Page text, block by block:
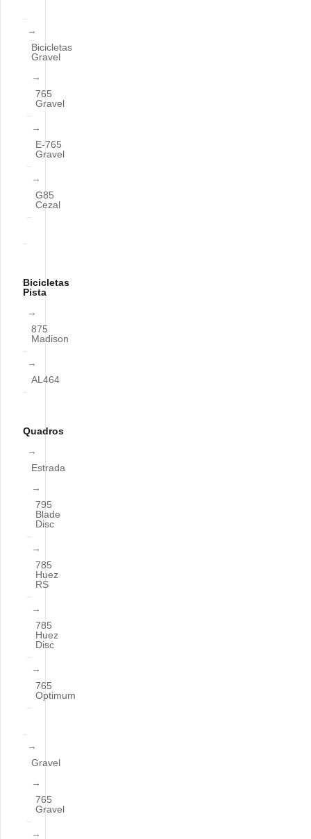
Bicicletas
Gravel
765
Gravel
E-765
Gravel
G85
Cezal
Bicicletas
Pista
875
Madison
AL464
Quadros
Estrada
795
Blade
Disc
785
Huez
RS
785
Huez
Disc
765
Optimum
Gravel
765
Gravel